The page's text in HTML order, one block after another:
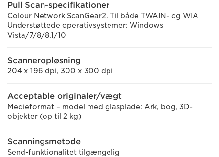
Pull Scan-specifikationer
Colour Network ScanGear2. Til både TWAIN- og WIA
Understøttede operativsystemer: Windows
Vista/7/8/8.1/10
Scanneropløsning
204 x 196 dpi, 300 x 300 dpi
Acceptable originaler/vægt
Medieformat – model med glasplade: Ark, bog, 3D-
objekter (op til 2 kg)
Scanningsmetode
Send-funktionalitet tilgængelig